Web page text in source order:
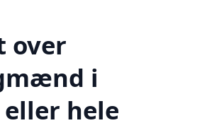
over
i
eller hele